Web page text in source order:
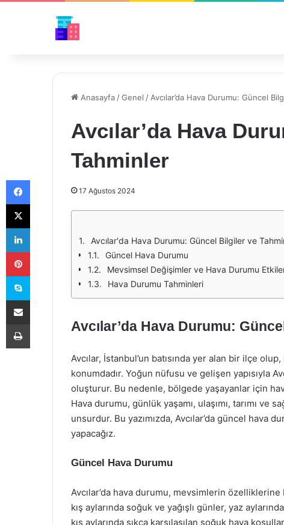
Anasayfa /Genel / Avcılar’da Hava Durumu: Güncel
Avcılar’da Hava
Tahminler
17 Ağustos 2024
Avcılar'da Hava Durumu: Güncel Bilgiler ve
Güncel Hava Durumu
Mevsimsel Değişimler ve Hava Durumu
Hava Durumu Tahminleri
Avcılar’da Hava Durumu:
Avcılar, İstanbul’un batısında yer alan bir ilçe
konumdadır. Yoğun nüfusu ve gelişen yapısıyla
oluşturur. Bu nedenle, bölgede yaşayanlar için
Hava durumu, günlük yaşamı, ulaşımı, tarımı ve
unsurdur. Bu yazımızda, Avcılar’da güncel
yapacağız.
Güncel Hava Durumu
Avcılar’da hava durumu, mevsimlerin
kış aylarında soğuk ve yağışlı günler, yaz
kış aylarında sıkça karşılaşılan soğuk hava
Facebook
X
LinkedIn
Pinterest
Skype
E-Posta ile paylaş